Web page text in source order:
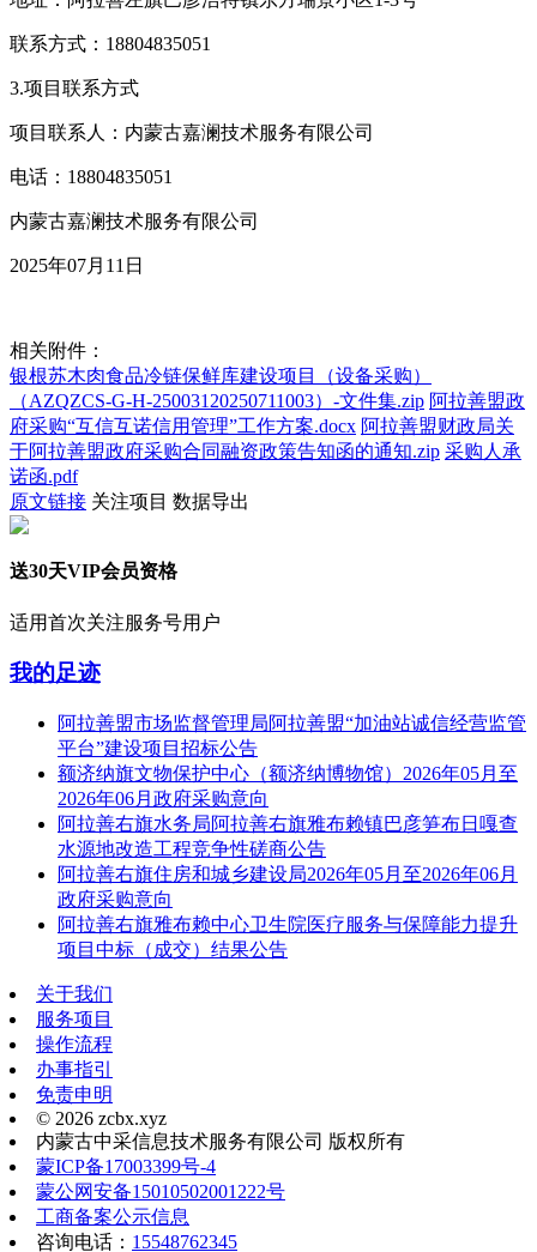
联系方式：18804835051
3.项目联系方式
项目联系人：内蒙古嘉澜技术服务有限公司
电话：18804835051
内蒙古嘉澜技术服务有限公司
2025年07月11日
相关附件：
银根苏木肉食品冷链保鲜库建设项目（设备采购）
（AZQZCS-G-H-25003120250711003）-文件集.zip 阿拉善盟政
府采购“互信互诺信用管理”工作方案.docx 阿拉善盟财政局关
于阿拉善盟政府采购合同融资政策告知函的通知.zip 采购人承
诺函.pdf
原文链接 关注项目 数据导出
送30天VIP会员资格
适用首次关注服务号用户
我的足迹
阿拉善盟市场监督管理局阿拉善盟“加油站诚信经营监管
平台”建设项目招标公告
额济纳旗文物保护中心（额济纳博物馆）2026年05月至
2026年06月政府采购意向
阿拉善右旗水务局阿拉善右旗雅布赖镇巴彦笋布日嘎查
水源地改造工程竞争性磋商公告
阿拉善右旗住房和城乡建设局2026年05月至2026年06月
政府采购意向
阿拉善右旗雅布赖中心卫生院医疗服务与保障能力提升
项目中标（成交）结果公告
关于我们
服务项目
操作流程
办事指引
免责申明
© 2026 zcbx.xyz
内蒙古中采信息技术服务有限公司 版权所有
蒙ICP备17003399号-4
蒙公网安备15010502001222号
工商备案公示信息
咨询电话： 15548762345